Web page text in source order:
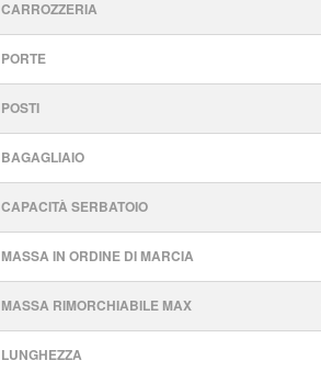
CARROZZERIA
PORTE
POSTI
BAGAGLIAIO
CAPACITÀ SERBATOIO
MASSA IN ORDINE DI MARCIA
MASSA RIMORCHIABILE MAX
LUNGHEZZA